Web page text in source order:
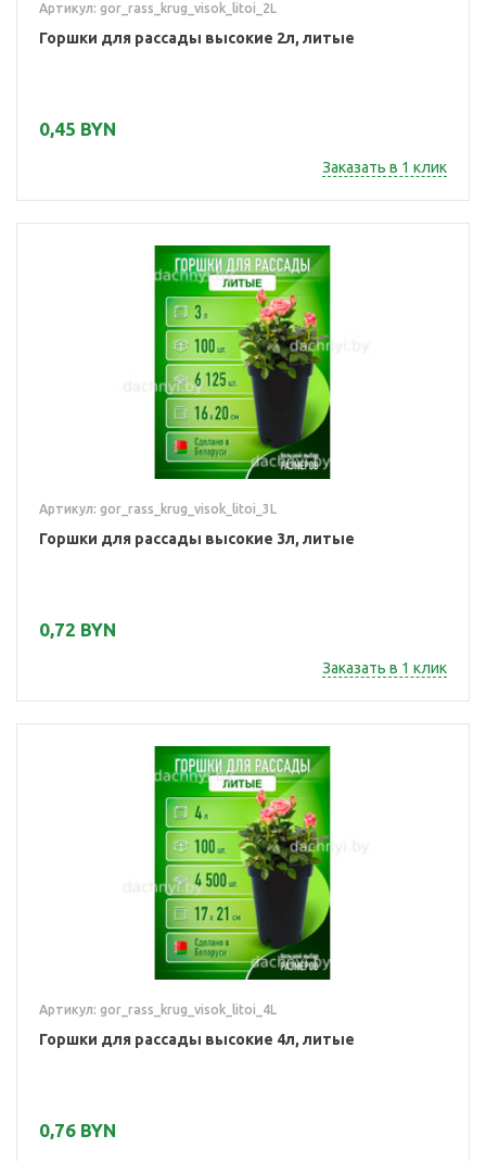
Артикул: gor_rass_krug_visok_litoi_2L
Горшки для рассады высокие 2л, литые
0,45 BYN
Заказать в 1 клик
Артикул: gor_rass_krug_visok_litoi_3L
Горшки для рассады высокие 3л, литые
0,72 BYN
Заказать в 1 клик
Артикул: gor_rass_krug_visok_litoi_4L
Горшки для рассады высокие 4л, литые
0,76 BYN